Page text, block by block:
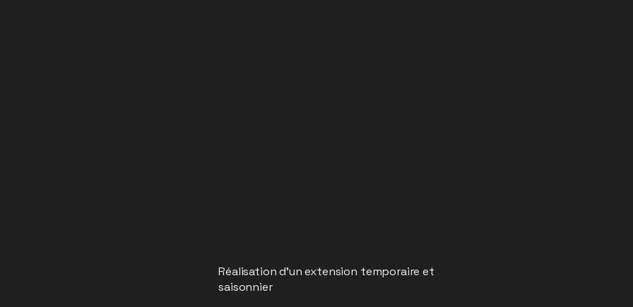
Réalisation d'un extension temporaire et
saisonnier